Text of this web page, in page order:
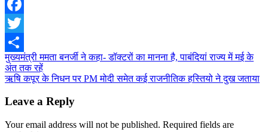
Facebook
Twitter
Share
Post
navigation
मुख्यमंत्री ममता बनर्जी ने कहा- डॉक्टरों का मानना है, पाबंदियां राज्य में मई के
अंत तक रहें
ऋषि कपूर के निधन पर PM मोदी समेत कई राजनीतिक हस्तियो ने दुख जताया
Leave a Reply
Your email address will not be published. Required fields are